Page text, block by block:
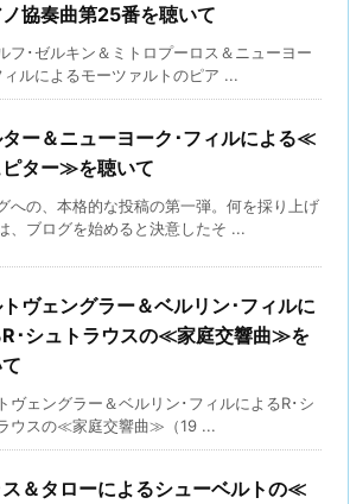
ノ協奏曲第25番を聴いて
フ･ゼルキン＆ミトロプーロス＆ニューヨー
ィルによるモーツァルトのピア ...
ター＆ニューヨーク･フィルによる≪
ピター≫を聴いて
への、本格的な投稿の第一弾。何を採り上げ
、ブログを始めると決意したそ ...
ヴェングラー＆ベルリン･フィルに
R･シュトラウスの≪家庭交響曲≫を
ヴェングラー＆ベルリン･フィルによるR･シ
ウスの≪家庭交響曲≫（19 ...
＆タローによるシューベルトの≪